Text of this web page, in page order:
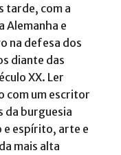
tarde, com a
Alemanha e
na defesa dos
diante das
XX. Ler
com um escritor
da burguesia
espírito, arte e
mais alta